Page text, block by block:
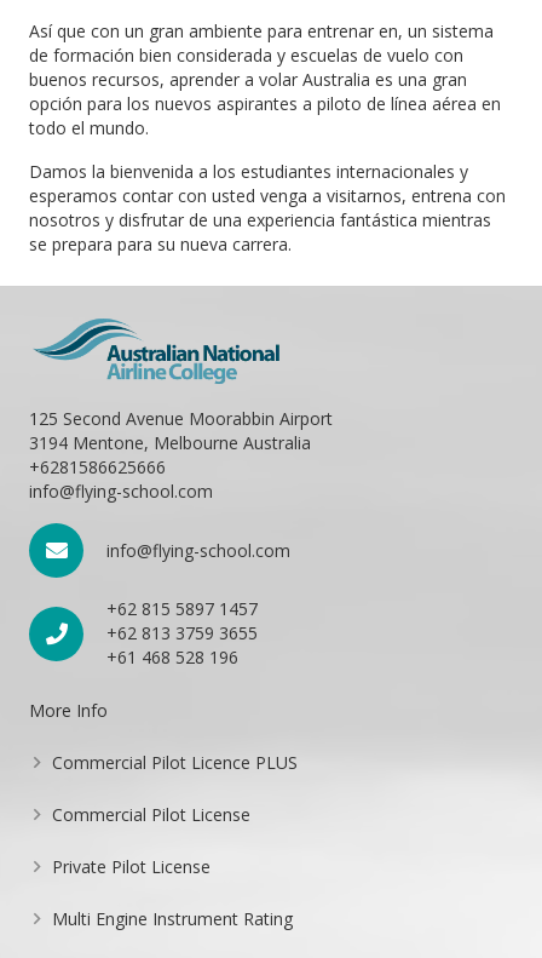
Así que con un gran ambiente para entrenar en, un sistema
de formación bien considerada y escuelas de vuelo con
buenos recursos, aprender a volar Australia es una gran
opción para los nuevos aspirantes a piloto de línea aérea en
todo el mundo.
Damos la bienvenida a los estudiantes internacionales y
esperamos contar con usted venga a visitarnos, entrena con
nosotros y disfrutar de una experiencia fantástica mientras
se prepara para su nueva carrera.
125 Second Avenue Moorabbin Airport
3194 Mentone, Melbourne Australia
+6281586625666
info@flying-school.com
info@flying-school.com
+62 815 5897 1457
+62 813 3759 3655
+61 468 528 196
More Info
Commercial Pilot Licence PLUS
Commercial Pilot License
Private Pilot License
Multi Engine Instrument Rating